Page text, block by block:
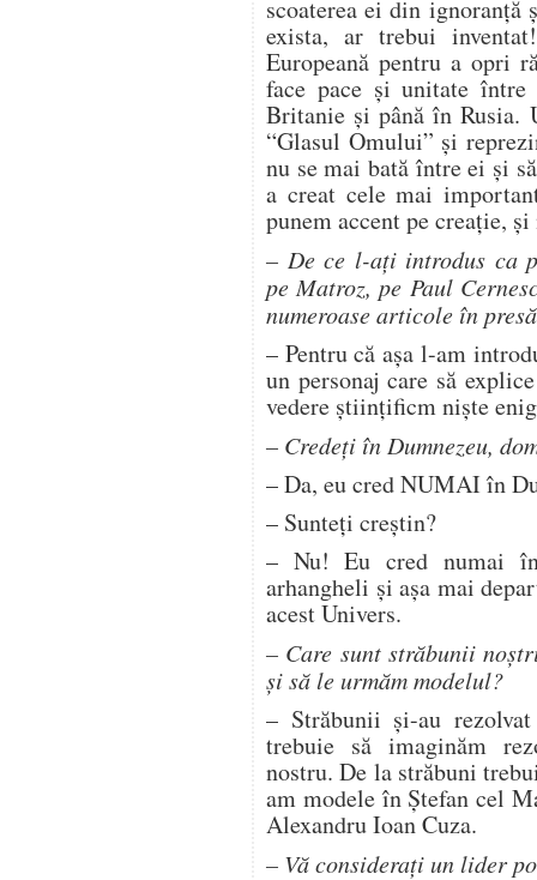
scoaterea ei din
exista, ar trebui
Europeană pentru a opri
face pace şi unitate
Britanie şi până în Rusia.
“Glasul Omului” şi
nu se mai bată între ei şi
a creat cele mai
punem accent pe creaţie,
– De ce l-aţi introdus ca
pe Matroz, pe Paul
numeroase articole în
– Pentru că aşa l-am
un personaj care să
vedere ştiinţificm nişte
– Credeţi în Dumnezeu,
– Da, eu cred NUMAI în
– Sunteţi creştin?
– Nu! Eu cred numai
arhangheli şi aşa mai
acest Univers.
– Care sunt străbunii
şi să le urmăm modelul?
– Străbunii şi-au
trebuie să imaginăm
nostru. De la străbuni
am modele în Ştefan cel
Alexandru Ioan Cuza.
– Vă consideraţi un lider